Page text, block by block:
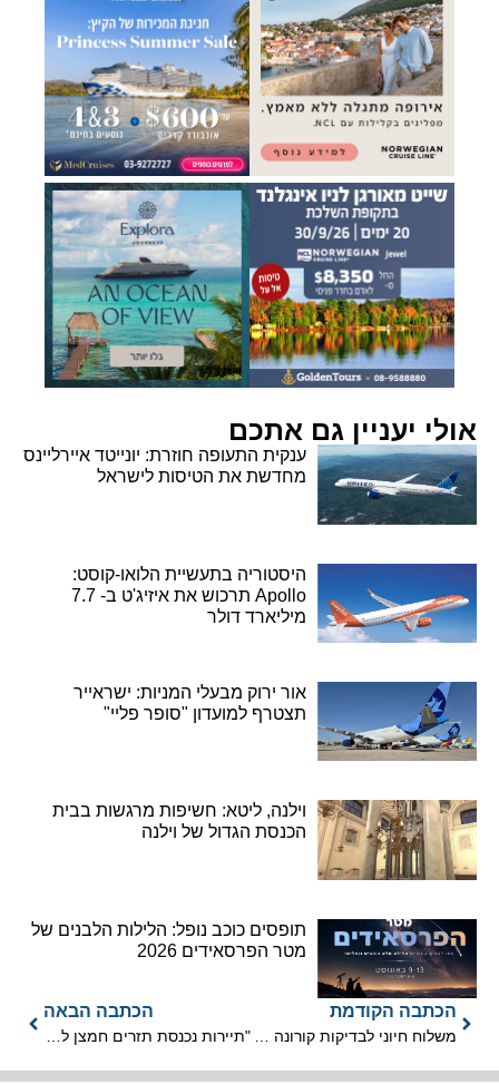
אולי יעניין גם אתכם
ענקית התעופה חוזרת: יונייטד איירליינס
מחדשת את הטיסות לישראל
היסטוריה בתעשיית הלואו-קוסט:
Apollo תרכוש את איזיג'ט ב- 7.7
מיליארד דולר
אור ירוק מבעלי המניות: ישראייר
תצטרף למועדון "סופר פליי"
וילנה, ליטא: חשיפות מרגשות בבית
הכנסת הגדול של וילנה
תופסים כוכב נופל: הלילות הלבנים של
מטר הפרסאידים 2026
הכתבה הקודמת
משלוח חיוני לבדיקות קורונה עושה את דרכו לישראל
הכתבה הבאה
"תיירות נכנסת תזרים חמצן למשק הישראלי ביום שאחרי המשבר"